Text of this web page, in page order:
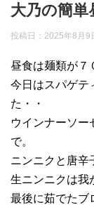
大乃の簡
投稿日： 2025年8月9
昼食は麺類が７
今日はスパゲテ
た・・
ウインナーソー
で。
ニンニクと唐辛
生ニンニクは我
最後に茹でたブ